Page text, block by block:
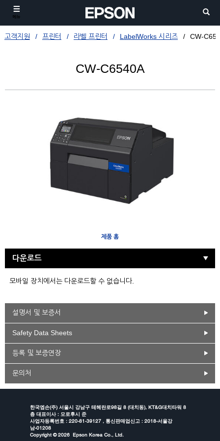
메뉴
고객지원 프린터 라벨 프린터 LabelWorks 시리즈 CW-
CW-C6540A
제품 홈
다운로드
모바일 장치에서는 다운로드할 수 없습니다.
설명서 및 보증서
Safety Data Sheets
등록 및 보증연장
문의처
한국엡손(주) 서울시 강남구 테헤란로98길 8 (대치동), KT&G대치타워 8
층 대표이사 : 모로후시 준
사업자등록번호 : 220-81-39127 , 통신판매업신고 : 2018-서울강
남-01208
Copyright ©2026 Epson Korea Co., Ltd.